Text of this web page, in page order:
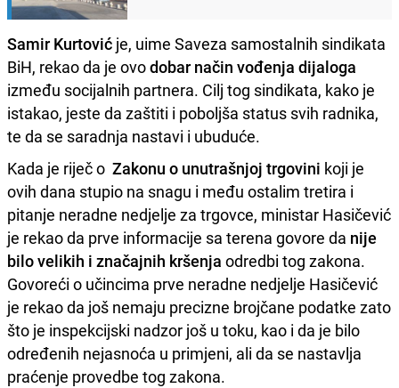
Samir Kurtović je, uime Saveza samostalnih sindikata
BiH, rekao da je ovodobar način vođenja dijaloga
između socijalnih partnera. Cilj tog sindikata, kako je
istakao, jeste da zaštiti i poboljša status svih radnika,
te da se saradnja nastavi i ubuduće.
Kada je riječ o Zakonu o unutrašnjoj trgovini koji je
ovih dana stupio na snagu i među ostalim tretira i
pitanje neradne nedjelje za trgovce, ministar Hasičević
je rekao da prve informacije sa terena govore da nije
bilo velikih i značajnih kršenja odredbi tog zakona.
Govoreći o učincima prve neradne nedjelje Hasičević
je rekao da još nemaju precizne brojčane podatke zato
što je inspekcijski nadzor još u toku, kao i da je bilo
određenih nejasnoća u primjeni, ali da se nastavlja
praćenje provedbe tog zakona.